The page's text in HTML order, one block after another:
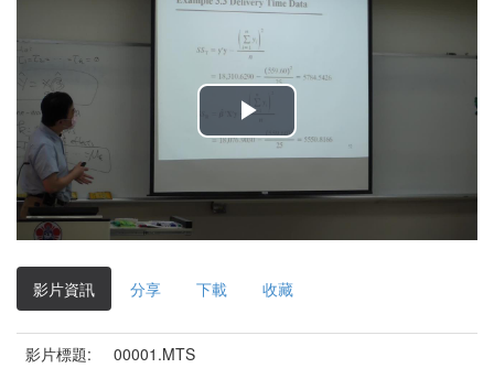
播
放
影
片
影片資訊 分享 下載 收藏
影片標題:
00001.MTS